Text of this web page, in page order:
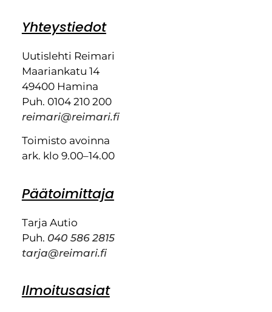
Yhteystiedot
Uutislehti Reimari
Maariankatu 14
49400 Hamina
Puh. 0104 210 200
reimari@reimari.fi
Toimisto avoinna
ark. klo 9.00–14.00
Päätoimittaja
Tarja Autio
Puh. 040 586 2815
tarja@reimari.fi
Ilmoitusasiat